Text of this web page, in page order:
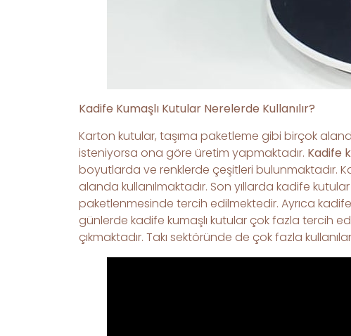
Kadife Kumaşlı Kutular Nerelerde Kullanılır?
Karton kutular, taşıma paketleme gibi birçok
isteniyorsa ona göre üretim yapmaktadır. Kadife
boyutlarda ve renklerde çeşitleri bulunmaktadır.
alanda kullanılmaktadır. Son yıllarda kadife
paketlenmesinde tercih edilmektedir. Ayrıca
günlerde kadife kumaşlı kutular çok fazla tercih
çıkmaktadır. Takı sektöründe de çok fazla